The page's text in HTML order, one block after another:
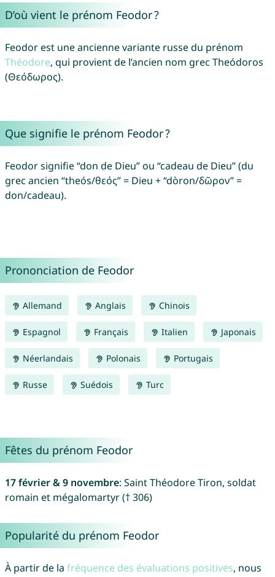
D’où vient le prénom Feodor ?
Feodor est une ancienne variante russe du prénom
Théodore, qui provient de l’ancien nom grec Theódoros
(Θεόδωρος).
Que signifie le prénom Feodor ?
Feodor signifie “don de Dieu” ou “cadeau de Dieu” (du
grec ancien “theós/θεός” = Dieu + “dòron/δῶρον” =
don/cadeau).
Prononciation de Feodor
Allemand Anglais Chinois
Espagnol Français Italien Japonais
Néerlandais Polonais Portugais
Russe Suédois Turc
Fêtes du prénom Feodor
17 février & 9 novembre: Saint Théodore Tiron, soldat
romain et mégalomartyr († 306)
Popularité du prénom Feodor
À partir de la fréquence des évaluations positives, nous